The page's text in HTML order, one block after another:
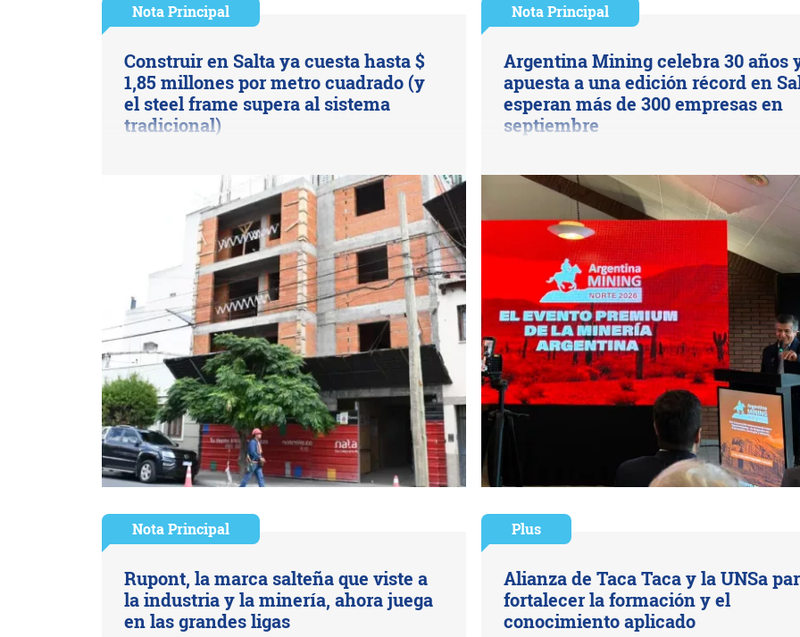
Nota Principal
Construir en Salta ya cuesta hasta $
1,85 millones por metro cuadrado (y
el steel frame supera al sistema
tradicional)
Nota Principal
Argentina Mining celebra 30 años
apuesta a una edición récord en
esperan más de 300 empresas en
septiembre
Nota Principal
Rupont, la marca salteña que viste a
la industria y la minería, ahora juega
en las grandes ligas
Plus
Alianza de Taca Taca y la UNSa
fortalecer la formación y el
conocimiento aplicado